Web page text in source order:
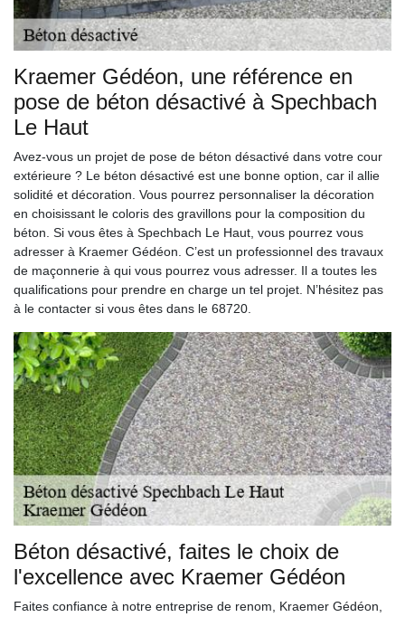
Kraemer Gédéon, une référence en
pose de béton désactivé à Spechbach
Le Haut
Avez-vous un projet de pose de béton désactivé dans votre cour
extérieure ? Le béton désactivé est une bonne option, car il allie
solidité et décoration. Vous pourrez personnaliser la décoration
en choisissant le coloris des gravillons pour la composition du
béton. Si vous êtes à Spechbach Le Haut, vous pourrez vous
adresser à Kraemer Gédéon. C’est un professionnel des travaux
de maçonnerie à qui vous pourrez vous adresser. Il a toutes les
qualifications pour prendre en charge un tel projet. N’hésitez pas
à le contacter si vous êtes dans le 68720.
Béton désactivé, faites le choix de
l'excellence avec Kraemer Gédéon
Faites confiance à notre entreprise de renom, Kraemer Gédéon,